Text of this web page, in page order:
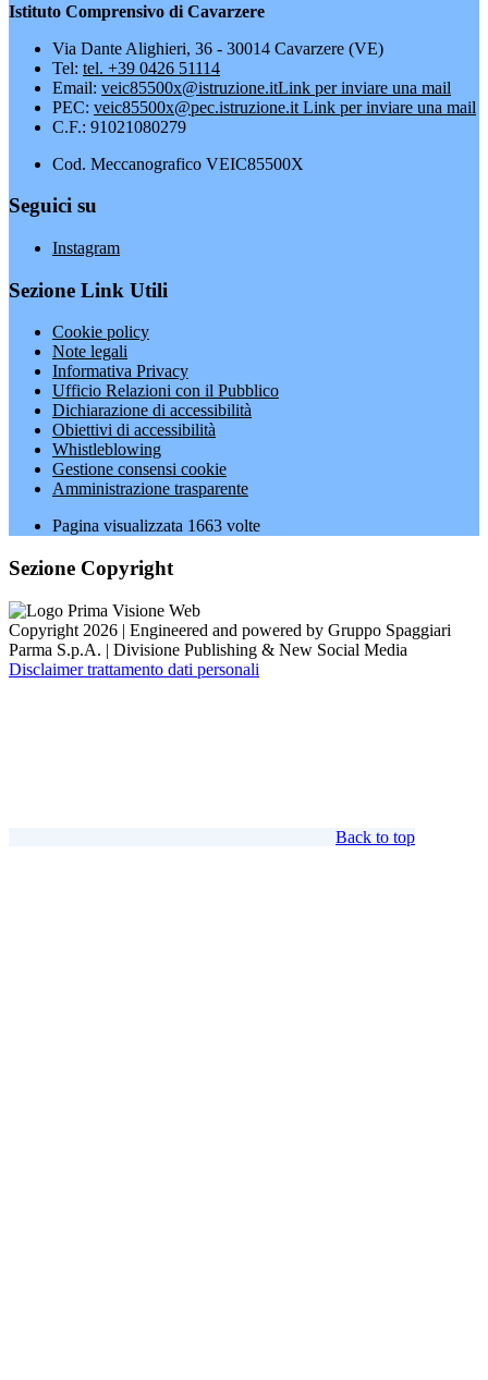
Istituto Comprensivo di Cavarzere
Via Dante Alighieri, 36 - 30014 Cavarzere (VE)
Tel: tel. +39 0426 51114
Email: veic85500x@istruzione.itLink per inviare una mail
PEC: veic85500x@pec.istruzione.it Link per inviare una mail
C.F.: 91021080279
Cod. Meccanografico VEIC85500X
Seguici su
Instagram
Sezione Link Utili
Cookie policy
Note legali
Informativa Privacy
Ufficio Relazioni con il Pubblico
Dichiarazione di accessibilità
Obiettivi di accessibilità
Whistleblowing
Gestione consensi cookie
Amministrazione trasparente
Pagina visualizzata 1663 volte
Sezione Copyright
Copyright 2026 | Engineered and powered by Gruppo Spaggiari
Parma S.p.A. | Divisione Publishing & New Social Media
Disclaimer trattamento dati personali
Back to top